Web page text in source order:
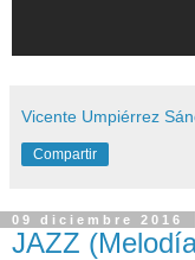
Vicente Umpiérrez
Compartir
09 diciembre 2016
JAZZ